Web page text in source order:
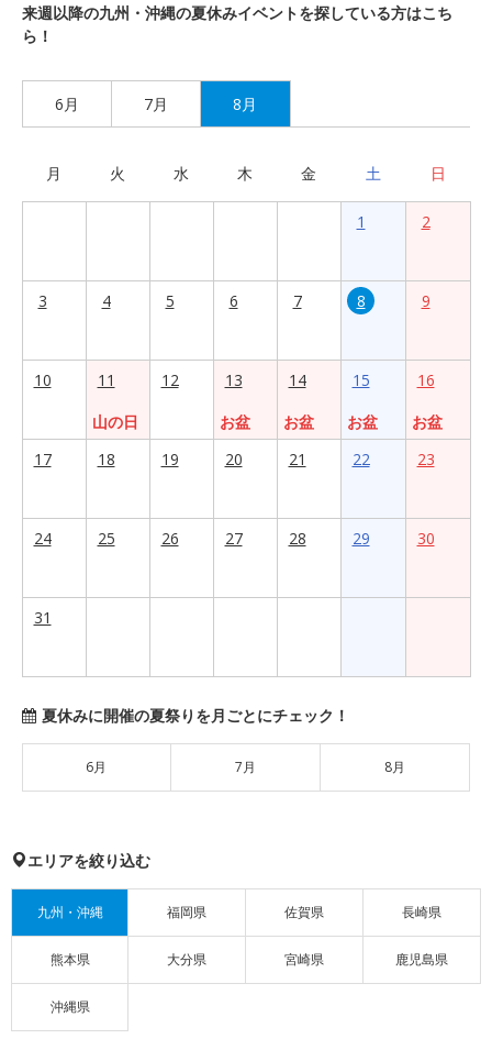
来週以降の九州・沖縄の夏休みイベントを探している方はこち
ら！
6月 7月 8月
月 火 水 木 金 土 日
1 2
3 4 5 6 7 8 9
10
11
山の日
12
13
お盆
14
お盆
15
お盆
16
お盆
17
18 19 20 21 22 23
24 25 26 27 28 29 30
31
夏休みに開催の夏祭りを月ごとにチェック！
6月 7月 8月
エリアを絞り込む
九州・沖縄 福岡県 佐賀県 長崎県
熊本県 大分県 宮崎県 鹿児島県
沖縄県